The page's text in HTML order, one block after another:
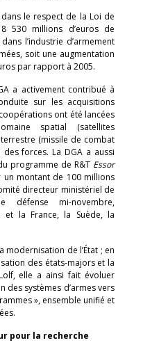
dans le respect de la Loi de
530 millions d’euros de
l’industrie d’armement
soit une augmentation
par rapport à 2005.
a activement contribué à
sur les acquisitions
ont été lancées
spatial (satellites
(missile de combat
forces. La DGA a aussi
programme de R&T Essor
montant de 100 millions
directeur ministériel de
défense mi-novembre,
et la France, la Suède, la
modernisation de l’État ; en
des états-majors et la
elle a ainsi fait évoluer
des systèmes d’armes vers
», ensemble unifié et
pour la recherche